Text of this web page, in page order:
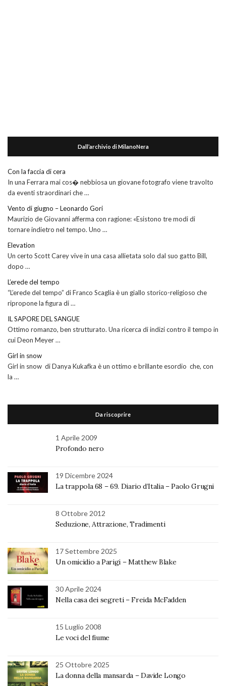
Dall’archivio di MilanoNera
Con la faccia di cera
In una Ferrara mai cos� nebbiosa un giovane fotografo viene travolto
da eventi straordinari che …
Vento di giugno – Leonardo Gori
Maurizio de Giovanni afferma con ragione: «Esistono tre modi di
tornare indietro nel tempo. Uno …
Elevation
Un certo Scott Carey vive in una casa allietata solo dal suo gatto Bill,
dopo …
L’erede del tempo
“L’erede del tempo” di Franco Scaglia è un giallo storico-religioso che
ripropone la figura di …
IL SAPORE DEL SANGUE
Ottimo romanzo, ben strutturato. Una ricerca di indizi contro il tempo in
cui Deon Meyer …
Girl in snow
Girl in snow di Danya Kukafka è un ottimo e brillante esordio che, con
la …
Da riscoprire
1 Aprile 2009
Profondo nero
19 Dicembre 2024
La trappola 68 – 69. Diario d’Italia – Paolo Grugni
8 Ottobre 2012
Seduzione, Attrazione, Tradimenti
17 Settembre 2025
Un omicidio a Parigi – Matthew Blake
30 Aprile 2024
Nella casa dei segreti – Freida McFadden
15 Luglio 2008
Le voci del fiume
25 Ottobre 2025
La donna della mansarda – Davide Longo